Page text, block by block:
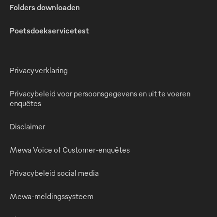
Folders downloaden
Poetsdoekservicetest
Privacyverklaring
Privacybeleid voor persoonsgegevens en uit te voeren
enquêtes
Disclaimer
Mewa Voice of Customer-enquêtes
Privacybeleid social media
Mewa-meldingssysteem